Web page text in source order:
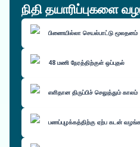
நிதி தயாரிப்புகளை
பிணையில்லா செயல்பாட்டு மூலதனம்
48 மணி நேரத்திற்குள் ஒப்புதல்
எளிதான திருப்பிச் செலுத்தும் காலம்
பணப்புழக்கத்திற்கு ஏற்ப கடன்